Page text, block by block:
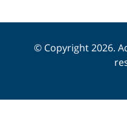
© Copyright 2026.